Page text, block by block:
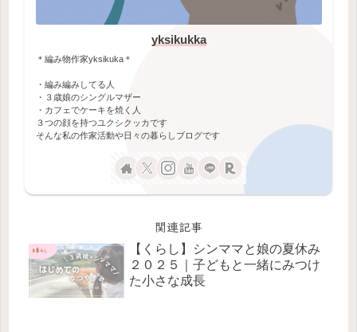
yksikukka
＊編み物作家yksikuka＊
・編み編みしてる人
・３歳娘のシングルマザー
・カフェでケーキを焼く人
３つの顔を持つユクシクッカです
そんな私の作家活動や日々の暮らしブログです
関連記事
【くらし】シンママと娘の夏休み
２０２５｜子どもと一緒にみつけ
た小さな成長